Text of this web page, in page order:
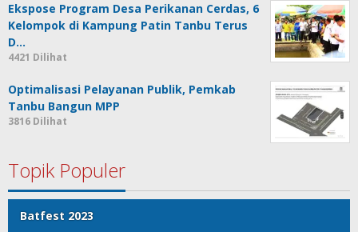
Ekspose Program Desa Perikanan Cerdas, 6
Kelompok di Kampung Patin Tanbu Terus
D…
4421 Dilihat
Optimalisasi Pelayanan Publik, Pemkab
Tanbu Bangun MPP
3816 Dilihat
Topik Populer
Batfest 2023